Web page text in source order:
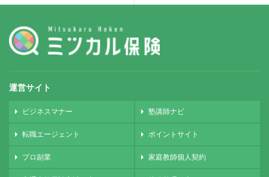
運営サイト
ビジネスマナー 塾講師ナビ
転職エージェント ポイントサイト
プロ副業 家庭教師個人契約